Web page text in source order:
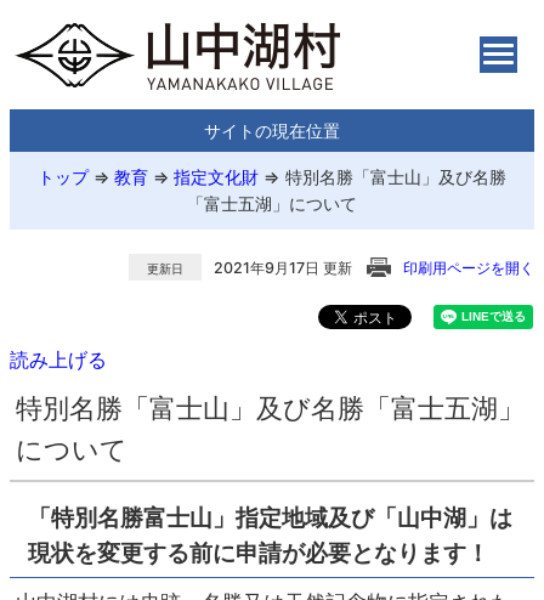
サイトの現在位置
トップ⇒ 教育 ⇒ 指定文化財 ⇒ 特別名勝「富士山」及び名勝
「富士五湖」について
更新日 2021年9月17日 更新 印刷用ページを開く
読み上げる
特別名勝「富士山」及び名勝「富士五湖」
について
「特別名勝富士山」指定地域及び「山中湖」は
現状を変更する前に申請が必要となります！